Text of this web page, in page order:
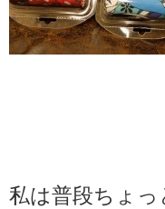
私は普段ちょ